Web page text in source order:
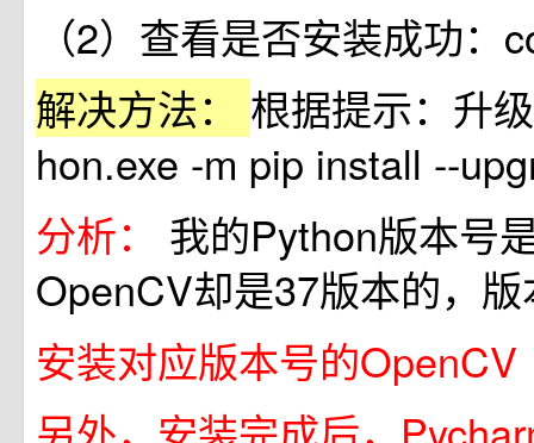
（2）查看是否安装成功：
解决方法： 根据提示：升
hon.exe -m pip install --
分析： 我的Python版本号
OpenCV却是37版本的，
安装对应版本号的OpenCV